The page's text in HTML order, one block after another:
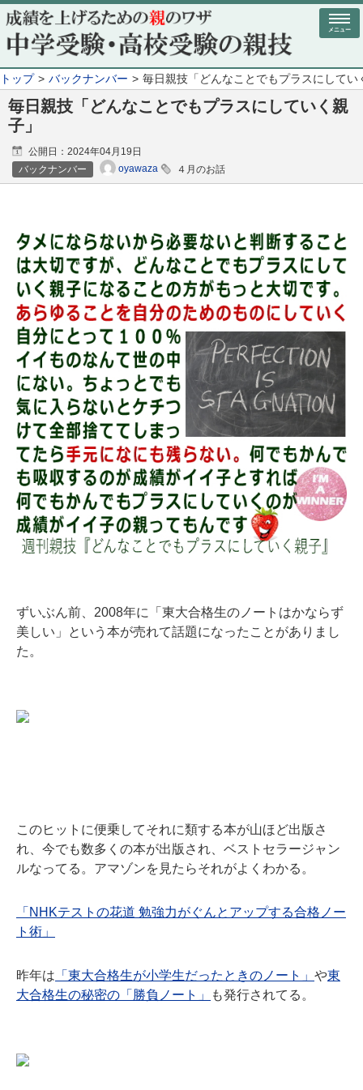
メニュー
トップ バックナンバー 毎日親技「どんなことでもプラスにしてい
毎日親技「どんなことでもプラスにしていく親
子」
公開日： 2024年04月19日
バックナンバー
oyawaza ４月のお話
ずいぶん前、2008年に「東大合格生のノートはかならず
美しい」という本が売れて話題になったことがありまし
た。
このヒットに便乗してそれに類する本が山ほど出版さ
れ、今でも数多くの本が出版され、ベストセラージャン
ルなってる。アマゾンを見たらそれがよくわかる。
「NHKテストの花道 勉強力がぐんとアップする合格ノー
ト術」
昨年は 「東大合格生が小学生だったときのノート」 や東
大合格生の秘密の「勝負ノート」
も発行されてる。